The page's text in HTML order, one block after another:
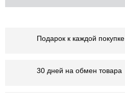
Подарок к каждой покупке
30 дней на обмен товара